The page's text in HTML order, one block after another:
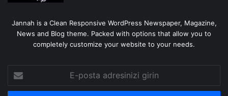
Jannah is a Clean Responsive WordPress Newspaper, Magazine,
News and Blog theme. Packed with options that allow you to
completely customize your website to your needs.
posta
adresinizi